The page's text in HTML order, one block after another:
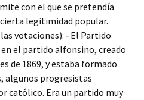
con el que se pretendía
legitimidad popular.
votaciones): ‐ El Partido
el partido alfonsino, creado
de 1869, y estaba formado
algunos progresistas
católico. Era un partido muy